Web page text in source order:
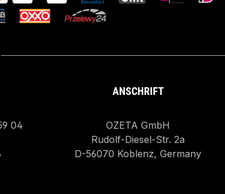
04
ANSCHRIFT
OZETA GmbH
Rudolf-Diesel-Str. 2a
D-56070 Koblenz, Germany